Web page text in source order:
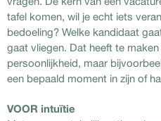
tafel komen, wil je echt iets
bedoeling? Welke kandidaat
gaat vliegen. Dat heeft te
persoonlijkheid, maar
een bepaald moment in zijn of
VOOR intuïtie